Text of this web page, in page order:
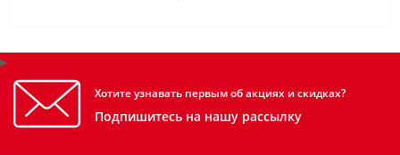
Хотите узнавать первым об акциях и скидках?
Подпишитесь на нашу рассылку